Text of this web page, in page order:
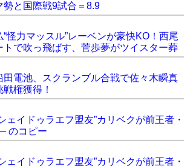
勢と国際戦9試合＝8.9
“怪力マッスル”レーベンが豪快KO！西尾
トで吹っ飛ばす、菅歩夢がツイスター葬
田電池、スクランブル合戦で佐々木瞬真
権獲得！
ェイドゥラエフ盟友”カリベクが前王者・
のコピー
ェイドゥラエフ盟友”カリベクが前王者・